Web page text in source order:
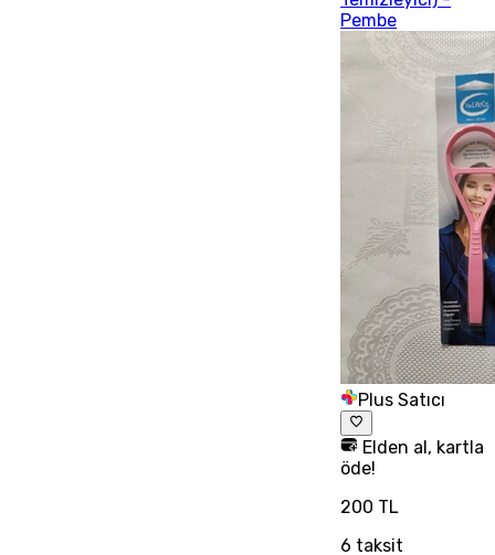
Pembe
Plus Satıcı
Elden al, kartla
öde!
200 TL
6 taksit